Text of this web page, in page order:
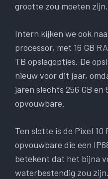
grootte zou moeten zijn.
Intern kijken we ook
processor, met 16 GB
TB opslagopties. De
nieuw voor dit jaar,
jaren slechts 256 GB en
opvouwbare.
Ten slotte is de Pixel 10
opvouwbare die een
betekent dat het bijna
waterbestendig zou